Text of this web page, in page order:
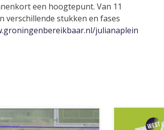
een hoogtepunt. Van 11
verschillende stukken en fases
julianaplein